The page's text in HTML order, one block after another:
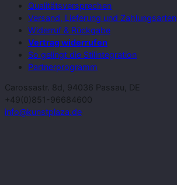
Qualitätsversprechen
Versand, Lieferung und Zahlungsarten
Widerruf & Rückgabe
Vertrag widerrufen
So gelingt die Stilintegration
Partnerprogramm
Carossastr. 8d, 94036 Passau, DE
+49(0)851-96684600
info@kunstplaza.de